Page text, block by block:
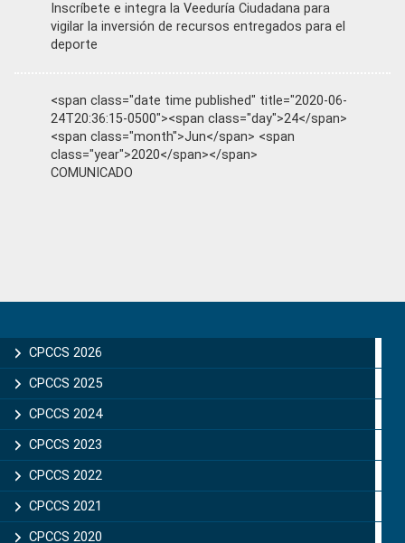
Inscríbete e integra la Veeduría Ciudadana para
vigilar la inversión de recursos entregados para el
deporte
<span class="date time published" title="2020-06-
24T20:36:15-0500"><span class="day">24</span>
<span class="month">Jun</span> <span
class="year">2020</span></span>
COMUNICADO
Sidebar
CPCCS 2026
CPCCS 2025
CPCCS 2024
CPCCS 2023
CPCCS 2022
CPCCS 2021
CPCCS 2020